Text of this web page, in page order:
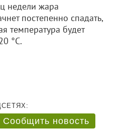
недели жара
постепенно спадать,
температура будет
°С.
Сообщить новость